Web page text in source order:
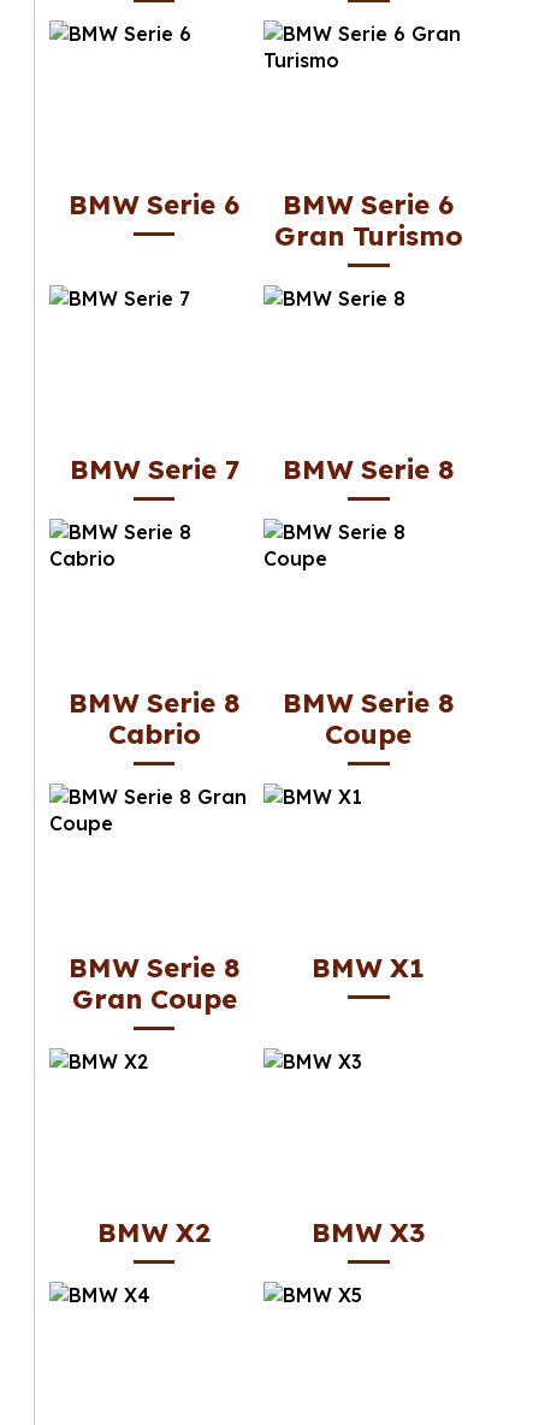
BMW Serie 6
BMW Serie 6
Gran Turismo
BMW Serie 7 BMW Serie 8
BMW Serie 8
Cabrio
BMW Serie 8
Coupe
BMW Serie 8
Gran Coupe
BMW X1
BMW X2 BMW X3